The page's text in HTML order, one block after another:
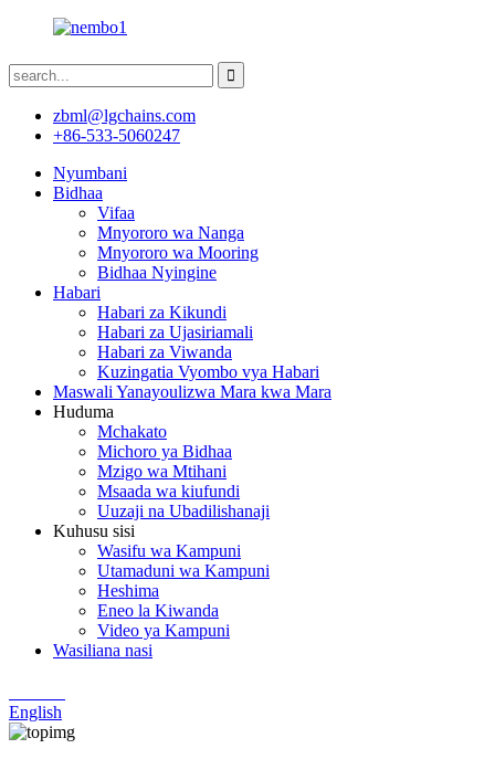
zbml@lgchains.com
+86-533-5060247
Nyumbani
Bidhaa
Vifaa
Mnyororo wa Nanga
Mnyororo wa Mooring
Bidhaa Nyingine
Habari
Habari za Kikundi
Habari za Ujasiriamali
Habari za Viwanda
Kuzingatia Vyombo vya Habari
Maswali Yanayoulizwa Mara kwa Mara
Huduma
Mchakato
Michoro ya Bidhaa
Mzigo wa Mtihani
Msaada wa kiufundi
Uuzaji na Ubadilishanaji
Kuhusu sisi
Wasifu wa Kampuni
Utamaduni wa Kampuni
Heshima
Eneo la Kiwanda
Video ya Kampuni
Wasiliana nasi
English